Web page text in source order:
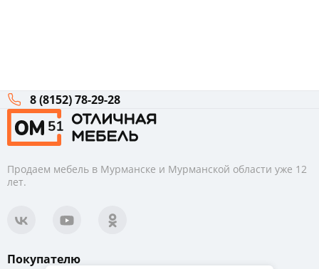
8 (8152) 78-29-28
Продаем мебель в Мурманске и Мурманской области уже 12
лет.
Покупателю